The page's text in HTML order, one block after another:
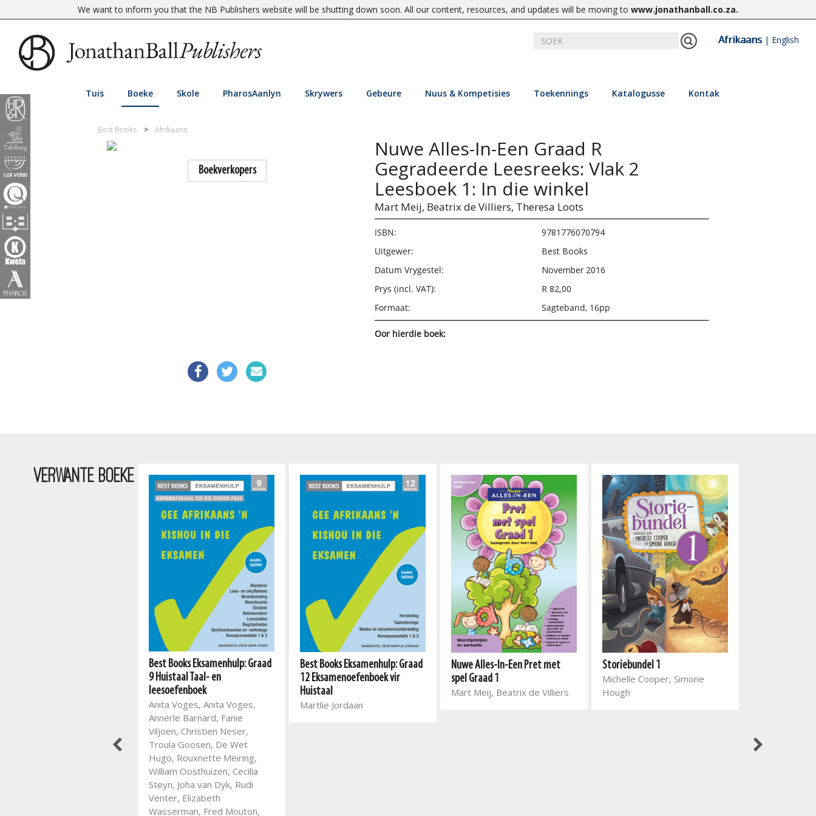
We want to inform you that the NB Publishers website will be shutting down soon. All our content, resources, and updates will be moving to www.jonathanball.co.za.
Afrikaans| English
Tuis Boeke Skole PharosAanlyn Skrywers Gebeure Nuus & Kompetisies Toekennings Katalogusse Kontak
Best Books Afrikaans
Boekverkopers
Nuwe Alles-In-Een Graad R
Gegradeerde Leesreeks: Vlak 2
Leesboek 1: In die winkel
Mart Meij, Beatrix de Villiers, Theresa Loots
ISBN:
9781776070794
Uitgewer:
Best Books
Datum Vrygestel:
November 2016
Prys (incl. VAT):
R 82,00
Formaat:
Sagteband, 16pp
Oor hierdie boek:
VERWANTE BOEKE
Best Books Eksamenhulp: Graad
9 Huistaal Taal- en
leesoefenboek
Anita Voges, Anita Voges,
Annerle Barnard, Fanie
Viljoen, Christien Neser,
Troula Goosen, De Wet
Hugo, Rouxnette Meiring,
William Oosthuizen, Cecilia
Steyn, Joha van Dyk, Rudi
Venter, Elizabeth
Wasserman, Fred Mouton,
Best Books Eksamenhulp: Graad
12 Eksamenoefenboek vir
Huistaal
Martlie Jordaan
Nuwe Alles-In-Een Pret met
spel Graad 1
Mart Meij, Beatrix de Villiers
Storiebundel 1
Michelle Cooper, Simone
Hough